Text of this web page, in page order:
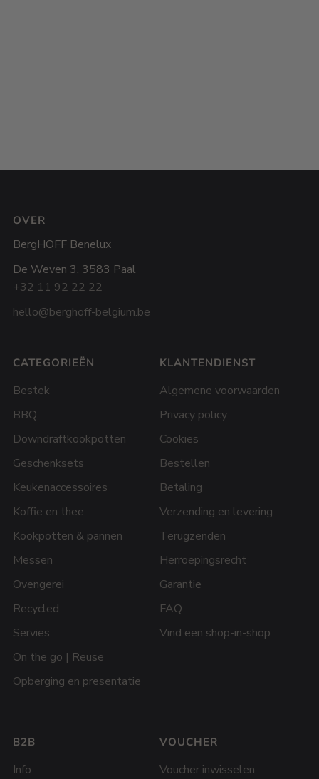
OVER
BergHOFF Benelux
De Weven 3, 3583 Paal
+32 11 92 22 22
hello@berghoff-belgium.be
CATEGORIEËN
Bestek
BBQ
Downdraftkookpotten
Geschenksets
Keukenaccessoires
Koffie en thee
Kookpotten & pannen
Messen
Ovengerei
Recycled
Servies
On the go | Reuse
Opberging en presentatie
KLANTENDIENST
Algemene voorwaarden
Privacy policy
Cookies
Bestellen
Betaling
Verzending en levering
Terugzenden
Herroepingsrecht
Garantie
FAQ
Vind een shop-in-shop
B2B
Info
VOUCHER
Voucher inwisselen